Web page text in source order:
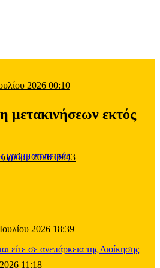
2026 00:10
2026 09:43
2026 18:39
11:18
μετακινήσεων εκτός